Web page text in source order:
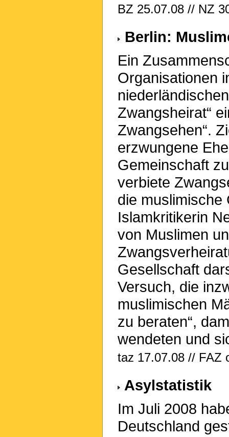
BZ 25.07.08 // NZ
Berlin:
Ein
Organisationen
Zwangsheirat“
Zwangsehen“.
erzwungene
Gemeinschaft
verbiete
die muslimische
Islamkritikerin
von Muslimen
Gesellschaft
Versuch, die
muslimischen
zu beraten“,
wendeten und
taz 17.07.08 // FAZ
Asylstatistik
Im Juli 2008
Deutschland